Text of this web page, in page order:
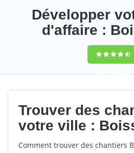
Développer
d'affaire :
9,5(100%)63
votes
Trouver des
votre ville :
Comment trouver des chantiers